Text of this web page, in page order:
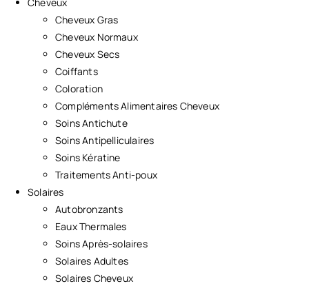
Cheveux Gras
Cheveux Normaux
Cheveux Secs
Coiffants
Coloration
Compléments Alimentaires Cheveux
Soins Antichute
Soins Antipelliculaires
Soins Kératine
Traitements Anti-poux
Solaires
Autobronzants
Eaux Thermales
Soins Après-solaires
Solaires Adultes
Solaires Cheveux